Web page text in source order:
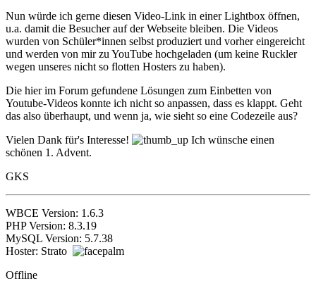
Nun würde ich gerne diesen Video-Link in einer Lightbox öffnen,
u.a. damit die Besucher auf der Webseite bleiben. Die Videos
wurden von Schüler*innen selbst produziert und vorher eingereicht
und werden von mir zu YouTube hochgeladen (um keine Ruckler
wegen unseres nicht so flotten Hosters zu haben).
Die hier im Forum gefundene Lösungen zum Einbetten von
Youtube-Videos konnte ich nicht so anpassen, dass es klappt. Geht
das also überhaupt, und wenn ja, wie sieht so eine Codezeile aus?
Vielen Dank für's Interesse!
Ich wünsche einen
schönen 1. Advent.
GKS
WBCE Version: 1.6.3
PHP Version: 8.3.19
MySQL Version: 5.7.38
Hoster: Strato
Offline